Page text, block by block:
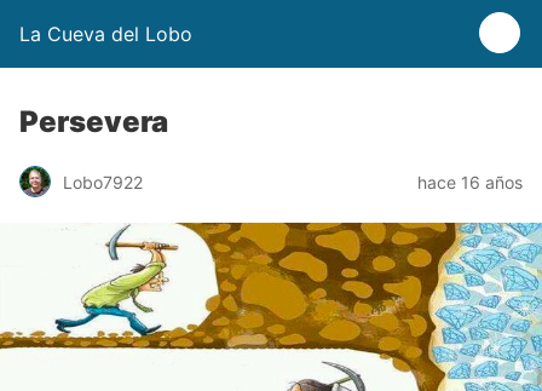
La Cueva del Lobo
Persevera
Lobo7922 hace 16 años